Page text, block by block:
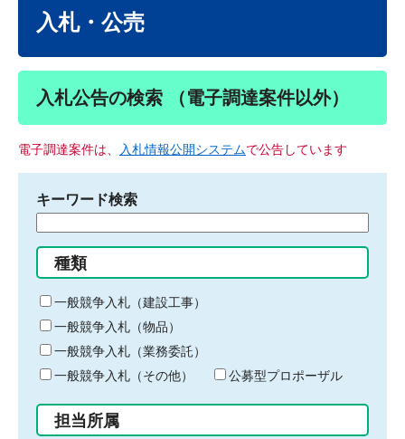
入札・公売
入札公告の検索 （電子調達案件以外）
電子調達案件は、 入札情報公開システムで公告しています
キーワード検索
る
キ
ー
ワ
ー
ド
入
力
種類
一般競争入札（建設工事）
一般競争入札（物品）
一般競争入札（業務委託）
一般競争入札（その他）
公募型プロポーザル
担当所属